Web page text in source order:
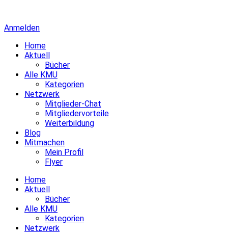
Anmelden
Home
Aktuell
Bücher
Alle KMU
Kategorien
Netzwerk
Mitglieder-Chat
Mitgliedervorteile
Weiterbildung
Blog
Mitmachen
Mein Profil
Flyer
Home
Aktuell
Bücher
Alle KMU
Kategorien
Netzwerk